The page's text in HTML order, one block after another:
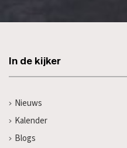
In de kijker
Nieuws
Kalender
Blogs